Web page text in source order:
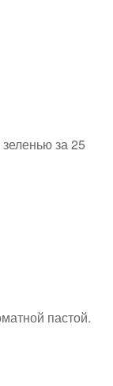
за 25
пастой.